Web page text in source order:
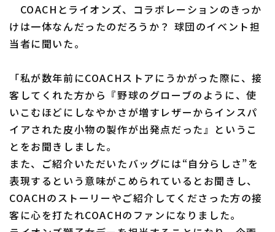
利用規約
運営会社（別ウィンドウで開く） よくある質問
特定商取引法の表示 アルバイト募集（別ウィンドウで開く
COACHとライオンズ、コラボレーションのきっか
けは一体なんだったのだろうか？ 球団のイベント担
当者に聞いた。
「私が数年前にCOACHストアにうかがった際に、接
客してくれた方から『野球のグローブのように、使
いこむほどにしなやかさが増すレザーからインスパ
イアされた皮小物の製作が出発点だった』というこ
とをお聞きしました。
また、ご紹介いただいたバッグには“自分らしさ”を
表現するという意味がこめられているとお聞きし、
COACHのストーリーやご紹介してくださった方の接
客に心を打たれCOACHのファンになりました。